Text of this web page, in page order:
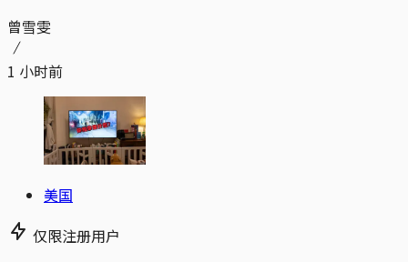
曾雪雯
1 小时前
美国
仅限注册用户